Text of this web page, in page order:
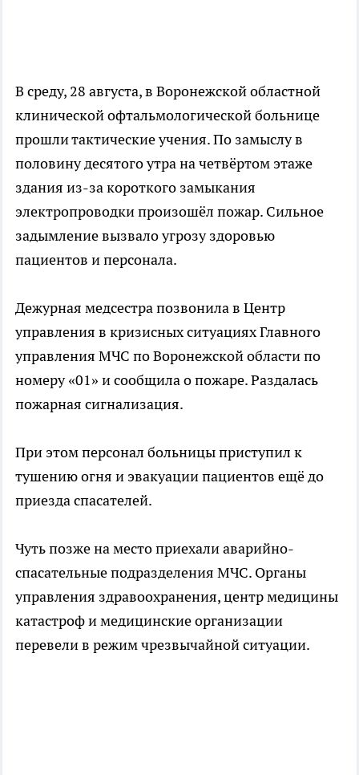
В среду, 28 августа, в Воронежской областной
клинической офтальмологической больнице
прошли тактические учения. По замыслу в
половину десятого утра на четвёртом этаже
здания из-за короткого замыкания
электропроводки произошёл пожар. Сильное
задымление вызвало угрозу здоровью
пациентов и персонала.
Дежурная медсестра позвонила в Центр
управления в кризисных ситуациях Главного
управления МЧС по Воронежской области по
номеру «01» и сообщила о пожаре. Раздалась
пожарная сигнализация.
При этом персонал больницы приступил к
тушению огня и эвакуации пациентов ещё до
приезда спасателей.
Чуть позже на место приехали аварийно-
спасательные подразделения МЧС. Органы
управления здравоохранения, центр медицины
катастроф и медицинские организации
перевели в режим чрезвычайной ситуации.